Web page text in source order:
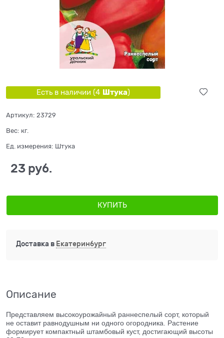
Есть в наличии (4 Штука)
Артикул: 23729
Вес: кг.
Ед. измерения: Штука
23 руб.
КУПИТЬ
Доставка в Екатеринбург
Описание
Представляем высокоурожайный раннеспелый сорт, который
не оставит равнодушным ни одного огородника. Растение
формирует компактный штамбовый куст, достигающий высоты